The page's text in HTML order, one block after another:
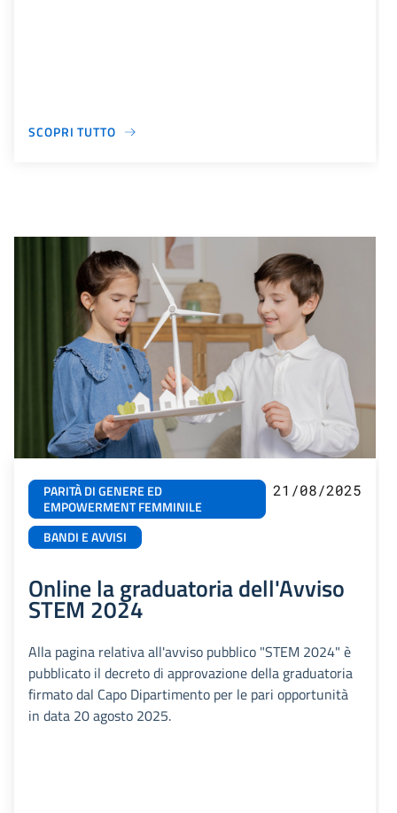
SCOPRI TUTTO
PARITÀ DI GENERE ED
EMPOWERMENT FEMMINILE
BANDI E AVVISI
21/08/2025
Online la graduatoria dell'Avviso
STEM 2024
Alla pagina relativa all'avviso pubblico "STEM 2024" è
pubblicato il decreto di approvazione della graduatoria
firmato dal Capo Dipartimento per le pari opportunità
in data 20 agosto 2025.